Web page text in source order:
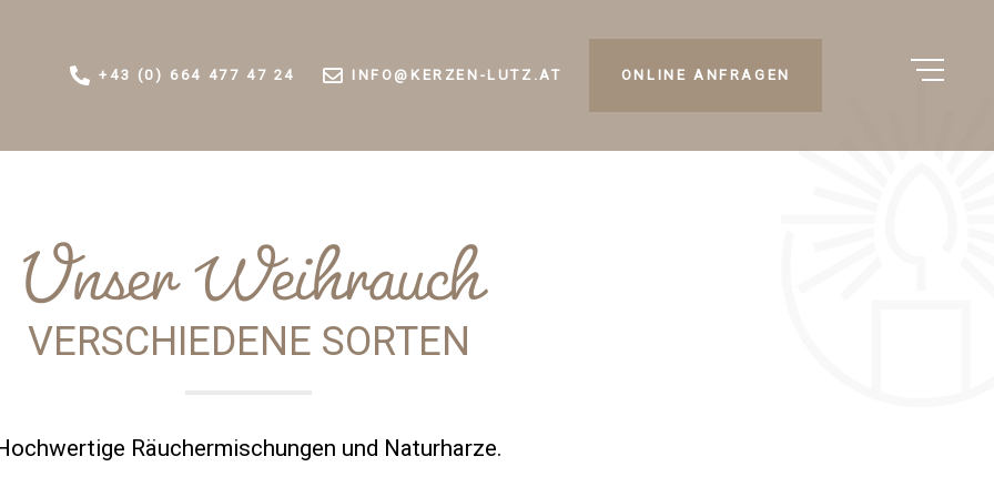
+43 (0) 664 477 47 24 INFO@KERZEN-LUTZ.AT ONLINE ANFRAGEN
Unser Weihrauch
VERSCHIEDENE SORTEN
Räuchermischungen und Naturharze.